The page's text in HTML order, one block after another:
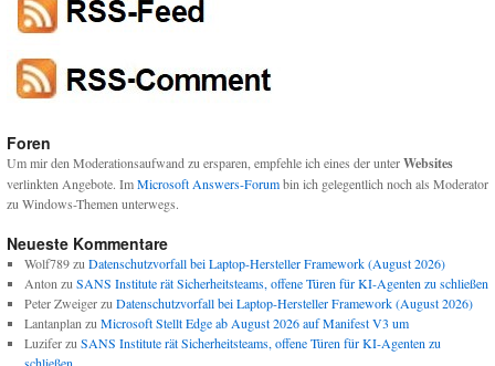
Foren
Um mir den Moderationsaufwand zu ersparen, empfehle ich eines der unterWebsites
verlinkten Angebote. ImMicrosoft Answers-Forumbin ich gelegentlich noch als Moderator
zu Windows-Themen unterwegs.
Neueste Kommentare
Wolf789zu Datenschutzvorfall bei Laptop-Hersteller Framework (August 2026)
Anton zu SANS Institute rät Sicherheitsteams, offene Türen für KI-Agenten zu schließen
Peter Zweigerzu Datenschutzvorfall bei Laptop-Hersteller Framework (August 2026)
Lantanplan zu Microsoft Stellt Edge ab August 2026 auf Manifest V3 um
Luziferzu SANS Institute rät Sicherheitsteams, offene Türen für KI-Agenten zu